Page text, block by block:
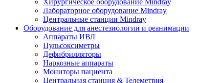
Хирургическое оборудование Mindray
Лабораторное оборудование Mindray
Центральные станции Mindray
Оборудование для анестезиологии и реанимации
Аппараты ИВЛ
Пульсоксиметры
Дефибрилляторы
Наркозные аппараты
Мониторы пациента
Центральная станция & Телеметрия